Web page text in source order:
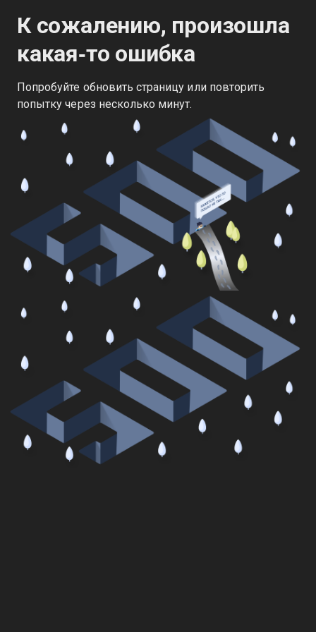
К сожалению, произошла
какая‑то ошибка
Попробуйте обновить страницу или повторить
попытку через несколько минут.